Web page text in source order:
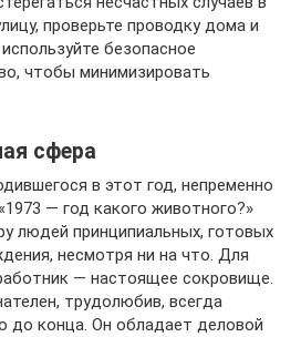
проверьте проводку дома и
безопасное
чтобы минимизировать
сфера
в этот год, непременно
— год какого животного?»
людей принципиальных, готовых
несмотря ни на что. Для
— настоящее сокровище.
трудолюбив, всегда
до конца. Он обладает деловой